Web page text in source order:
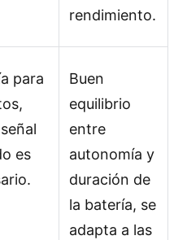
rendimiento.
para
es
Buen
equilibrio
entre
autonomía y
duración de
la batería, se
adapta a las